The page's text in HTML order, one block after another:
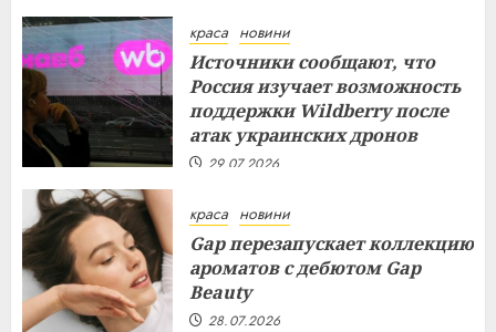
краса новини
Источники сообщают, что
Россия изучает возможность
поддержки Wildberry после
атак украинских дронов
29.07.2026
краса новини
Gap перезапускает коллекцию
ароматов с дебютом Gap
Beauty
28.07.2026